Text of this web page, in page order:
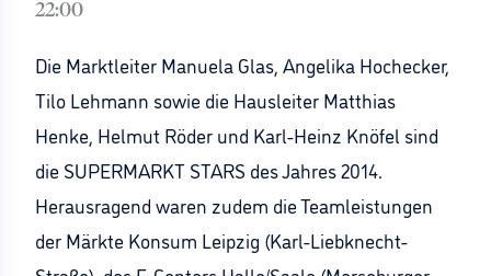
22:00
Die Marktleiter Manuela Glas, Angelika Hochecker,
Tilo Lehmann sowie die Hausleiter Matthias
Henke, Helmut Röder und Karl-Heinz Knöfel sind
die SUPERMARKT STARS des Jahres 2014.
Herausragend waren zudem die Teamleistungen
der Märkte Konsum Leipzig (Karl-Liebknecht-